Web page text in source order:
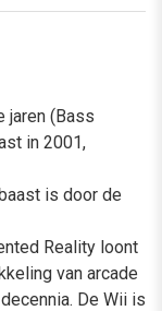
jaren (Bass
in 2001,
is door de
Reality loont
van arcade
De Wii is